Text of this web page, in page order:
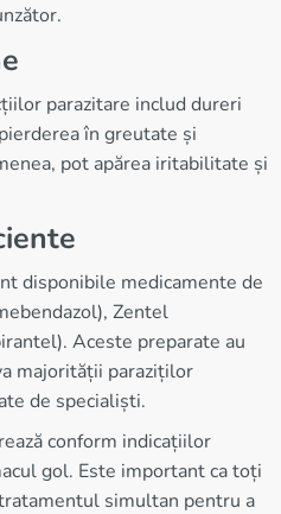
parazitare includ dureri
în greutate și
pot apărea iritabilitate și
disponibile medicamente de
Zentel
Aceste preparate au
majorității paraziților
de specialiști.
conform indicațiilor
gol. Este important ca toți
simultan pentru a